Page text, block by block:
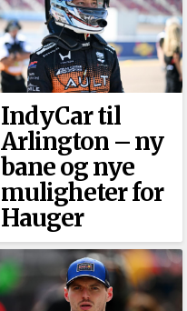
IndyCar til
Arlington –⁠ ny
bane og nye
muligheter for
Hauger